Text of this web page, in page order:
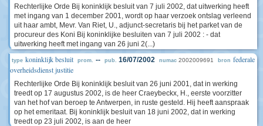
Rechterlijke Orde Bij koninklijk besluit van 7 juli 2002, dat uitwerking heeft
met ingang van 1 december 2001, wordt op haar verzoek ontslag verleend
uit haar ambt, Mevr. Van Riet, U., adjunct-secretaris bij het parket van de
procureur des Koni Bij koninklijke besluiten van 7 juli 2002 : - dat
uitwerking heeft met ingang van 26 juni 2(...)
type koninklijk besluit prom. -- pub. 16/07/2002 numac 2002009691 bron federale
overheidsdienst justitie
Rechterlijke Orde Bij koninklijk besluit van 26 juni 2001, dat in werking
treedt op 17 augustus 2002, is de heer Craeybeckx, H., eerste voorzitter
van het hof van beroep te Antwerpen, in ruste gesteld. Hij heeft aanspraak
op het emeritaat. Bij koninklijk besluit van 18 juni 2002, dat in werking
treedt op 23 juli 2002, is aan de heer